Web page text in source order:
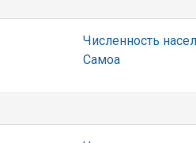
Численность
Самоа